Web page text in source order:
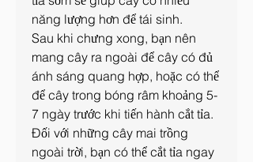
năng lượng hơn để tái sinh.
Sau khi chưng xong, bạn nên
mang cây ra ngoài để cây có đủ
ánh sáng quang hợp, hoặc có thể
để cây trong bóng râm khoảng 5-
7 ngày trước khi tiến hành cắt tỉa.
Đối với những cây mai trồng
ngoài trời, bạn có thể cắt tỉa ngay